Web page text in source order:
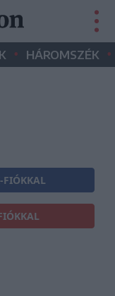
• HÁROMSZÉK •
FIÓKKAL